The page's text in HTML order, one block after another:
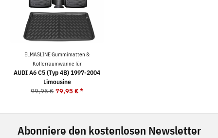
ELMASLINE Gummimatten &
Kofferraumwanne für
AUDI A6 C5 (Typ 4B) 1997-2004
Limousine
99,95 € 79,95 €*
Abonniere den kostenlosen Newsletter